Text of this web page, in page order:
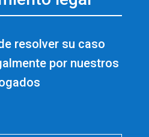
resolver su caso
por nuestros